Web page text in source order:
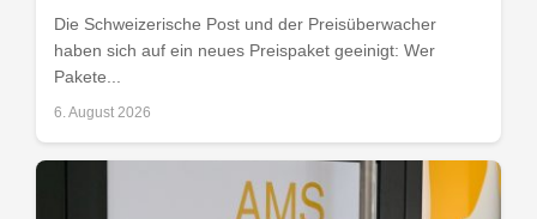
Die Schweizerische Post und der Preisüberwacher
haben sich auf ein neues Preispaket geeinigt: Wer
Pakete...
6. August 2026